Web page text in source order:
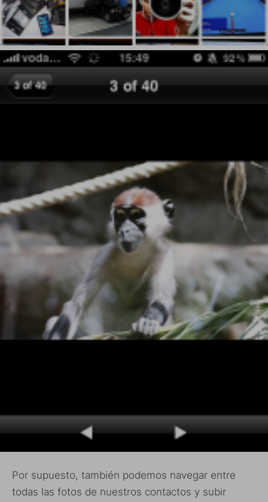
Por supuesto, también podemos navegar entre
todas las fotos de nuestros contactos y subir